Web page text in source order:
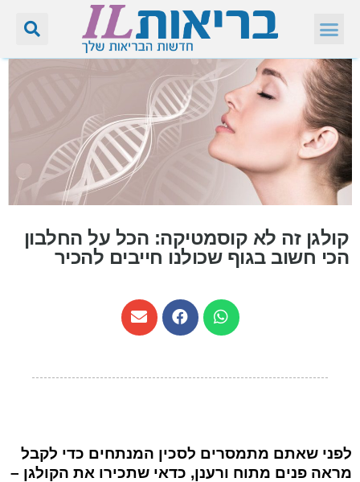
קולגן זה לא קוסמטיקה: הכל על החלבון
הכי חשוב בגוף שכולנו חייבים להכיר
לפני שאתם מתמסרים לסכין המנתחים כדי לקבל
מראה פנים מתוח ורענן, כדאי שתכירו את הקולגן –